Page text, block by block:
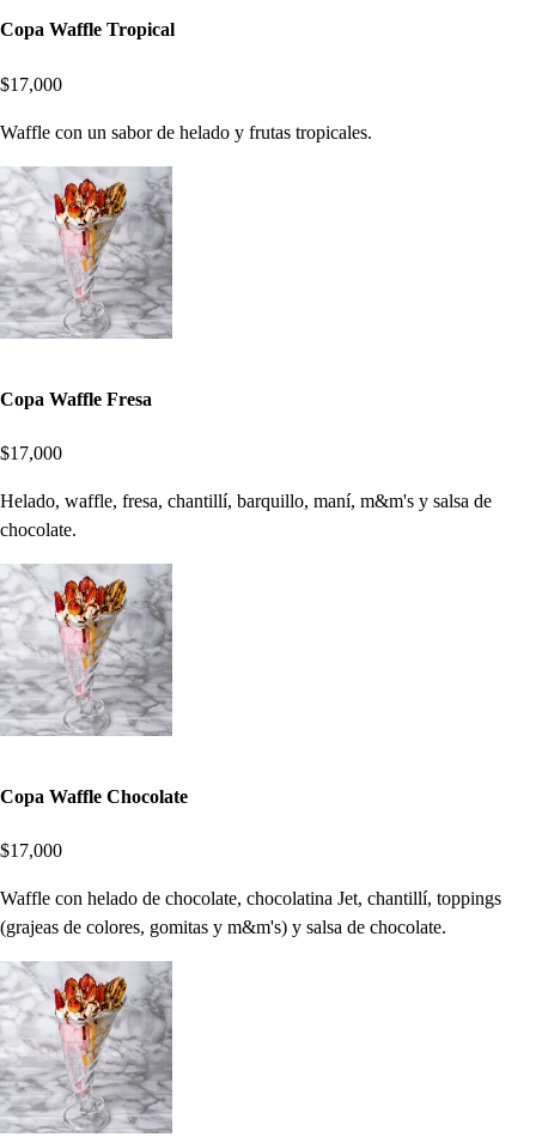
Copa Waffle Tropical
$17,000
Waffle con un sabor de helado y frutas tropicales.
Copa Waffle Fresa
$17,000
Helado, waffle, fresa, chantillí, barquillo, maní, m&m's y salsa de
chocolate.
Copa Waffle Chocolate
$17,000
Waffle con helado de chocolate, chocolatina Jet, chantillí, toppings
(grajeas de colores, gomitas y m&m's) y salsa de chocolate.